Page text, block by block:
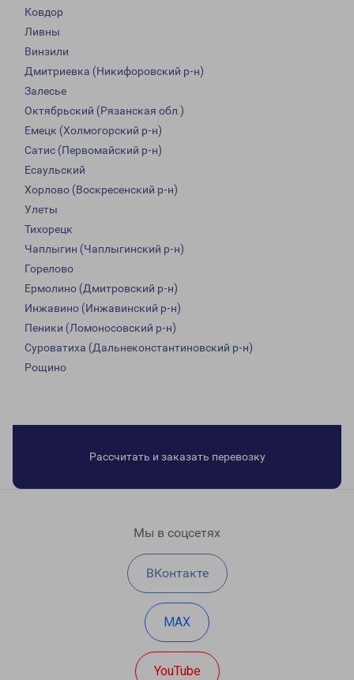
Ковдор
Ливны
Винзили
Дмитриевка (Никифоровский р-н)
Залесье
Октябрьский (Рязанская обл.)
Емецк (Холмогорский р-н)
Сатис (Первомайский р-н)
Есаульский
Хорлово (Воскресенский р-н)
Улеты
Тихорецк
Чаплыгин (Чаплыгинский р-н)
Горелово
Ермолино (Дмитровский р-н)
Инжавино (Инжавинский р-н)
Пеники (Ломоносовский р-н)
Суроватиха (Дальнеконстантиновский р-н)
Рощино
Рассчитать и заказать перевозку
Мы в соцсетях
ВКонтакте
MAX
YouTube